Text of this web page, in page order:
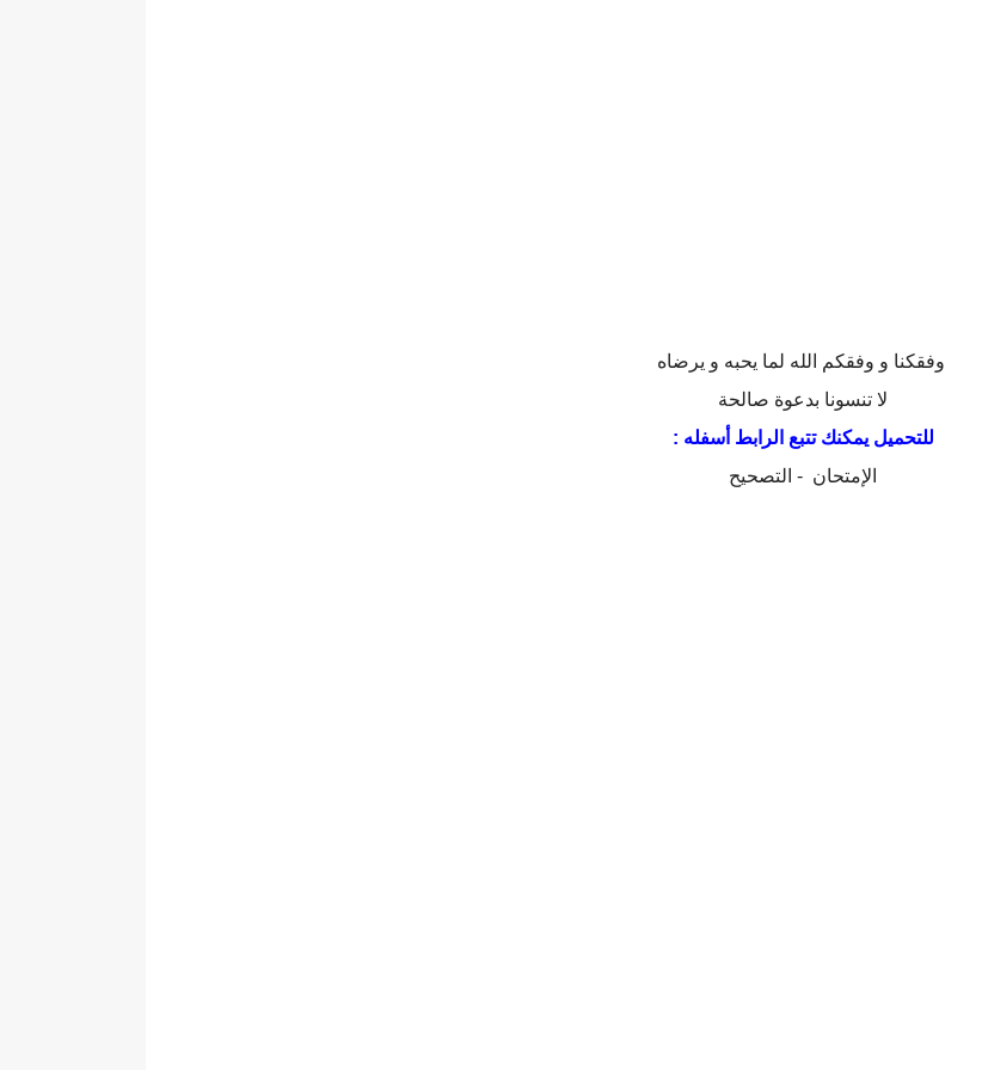
وفقكنا و وفقكم الله لما يحبه و يرضاه
لا تنسونا بدعوة صالحة
للتحميل يمكنك تتبع الرابط أسفله :
الإمتحان - التصحيح